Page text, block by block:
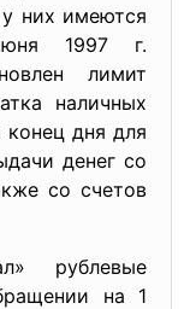
них имеются
1997 г.
лимит
наличных
конец дня для
денег со
со счетов
рублевые
на 1